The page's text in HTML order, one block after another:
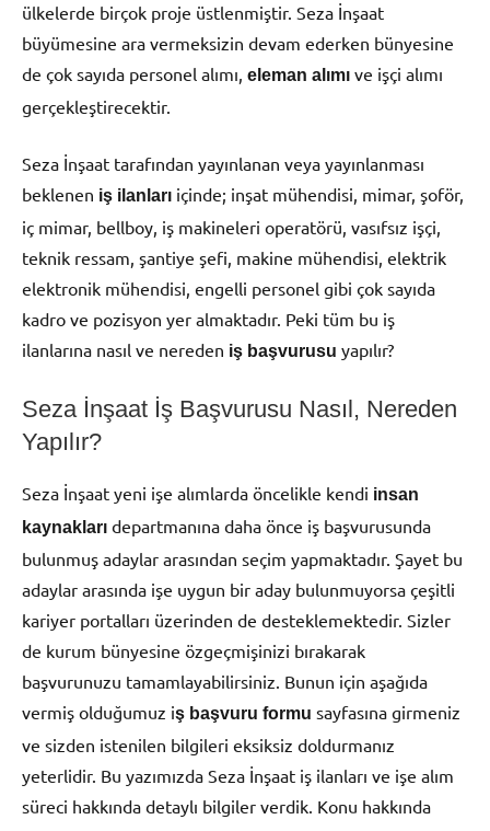
ülkelerde birçok proje üstlenmiştir. Seza İnşaat
büyümesine ara vermeksizin devam ederken bünyesine
de çok sayıda personel alımı, eleman alımı ve işçi alımı
gerçekleştirecektir.
Seza İnşaat tarafından yayınlanan veya yayınlanması
beklenen iş ilanları içinde; inşat mühendisi, mimar, şoför,
iç mimar, bellboy, iş makineleri operatörü, vasıfsız işçi,
teknik ressam, şantiye şefi, makine mühendisi, elektrik
elektronik mühendisi, engelli personel gibi çok sayıda
kadro ve pozisyon yer almaktadır. Peki tüm bu iş
ilanlarına nasıl ve nereden iş başvurusu yapılır?
Seza İnşaat İş Başvurusu Nasıl, Nereden
Yapılır?
Seza İnşaat yeni işe alımlarda öncelikle kendi insan
kaynakları departmanına daha önce iş başvurusunda
bulunmuş adaylar arasından seçim yapmaktadır. Şayet bu
adaylar arasında işe uygun bir aday bulunmuyorsa çeşitli
kariyer portalları üzerinden de desteklemektedir. Sizler
de kurum bünyesine özgeçmişinizi bırakarak
başvurunuzu tamamlayabilirsiniz. Bunun için aşağıda
vermiş olduğumuz iş başvuru formu sayfasına girmeniz
ve sizden istenilen bilgileri eksiksiz doldurmanız
yeterlidir. Bu yazımızda Seza İnşaat iş ilanları ve işe alım
süreci hakkında detaylı bilgiler verdik. Konu hakkında